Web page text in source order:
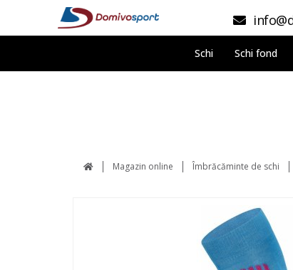
Schi Schi fond
Magazin online Îmbrăcăminte de schi